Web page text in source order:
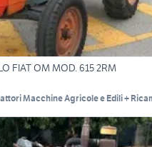
FIAT OM MOD. 615 2RM
Trattori Macchine Agricole e Edili +